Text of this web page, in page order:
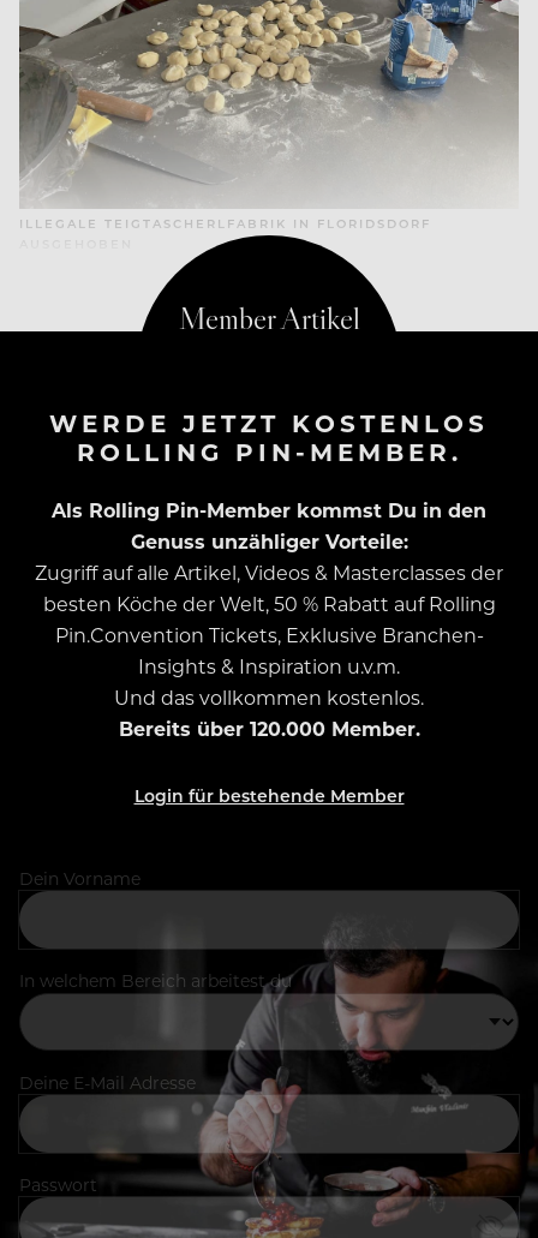
ILLEGALE TEIGTASCHERLFABRIK IN FLORIDSDORF
WERDE JETZT KOSTENLOS
ROLLING PIN-MEMBER.
Als Rolling Pin-Member kommst Du in den
Genuss unzähliger Vorteile:
Zugriff auf alle Artikel, Videos & Masterclasses der
besten Köche der Welt, 50 % Rabatt auf Rolling
Pin.Convention Tickets, Exklusive Branchen-
Insights & Inspiration u.v.m.
Und das vollkommen kostenlos.
Bereits über 120.000 Member.
Login für bestehende Member
Dein Vorname
In welchem Bereich arbeitest du
Deine E-Mail Adresse
Passwort